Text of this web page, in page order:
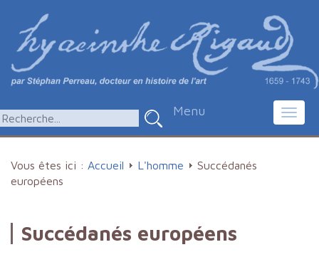
Menu
Vous êtes ici : Accueil L'homme
Succédanés
européens
Succédanés européens